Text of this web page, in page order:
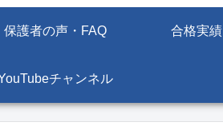
保護者の声・FAQ 合格実績
チャンネル